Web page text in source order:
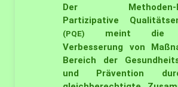
Der Methoden-
Partizipative
(PQE)
meint die
Verbesserung von
Bereich der
und Prävention